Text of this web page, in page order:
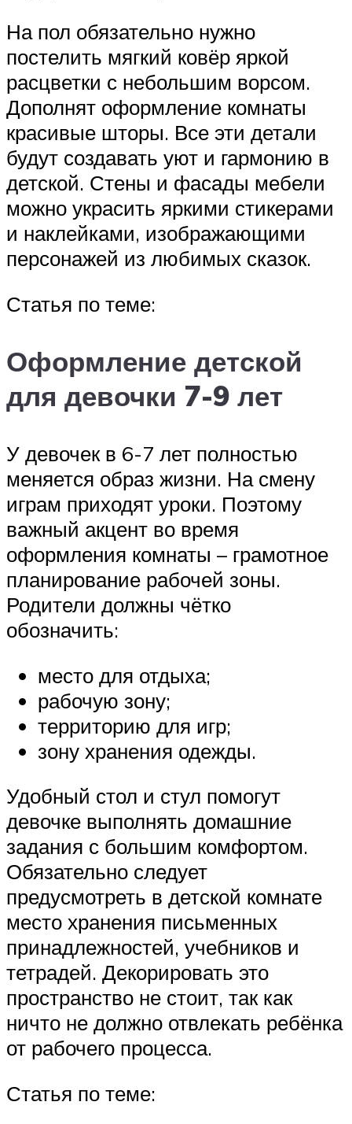
На пол обязательно нужно
постелить мягкий ковёр яркой
расцветки с небольшим ворсом.
Дополнят оформление комнаты
красивые шторы. Все эти детали
будут создавать уют и гармонию в
детской. Стены и фасады мебели
можно украсить яркими стикерами
и наклейками, изображающими
персонажей из любимых сказок.
Статья по теме:
Оформление детской
для девочки 7-9 лет
У девочек в 6-7 лет полностью
меняется образ жизни. На смену
играм приходят уроки. Поэтому
важный акцент во время
оформления комнаты – грамотное
планирование рабочей зоны.
Родители должны чётко
обозначить:
место для отдыха;
рабочую зону;
территорию для игр;
зону хранения одежды.
Удобный стол и стул помогут
девочке выполнять домашние
задания с большим комфортом.
Обязательно следует
предусмотреть в детской комнате
место хранения письменных
принадлежностей, учебников и
тетрадей. Декорировать это
пространство не стоит, так как
ничто не должно отвлекать ребёнка
от рабочего процесса.
Статья по теме: